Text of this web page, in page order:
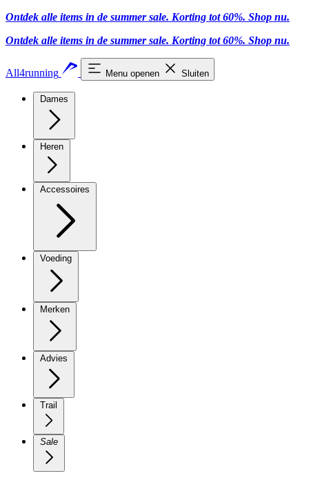
Ontdek alle items in de summer sale. Korting tot 60%. Shop nu.
Ontdek alle items in de summer sale. Korting tot 60%. Shop nu.
All4running Menu openen Sluiten
Dames
Heren
Accessoires
Voeding
Merken
Advies
Trail
Sale